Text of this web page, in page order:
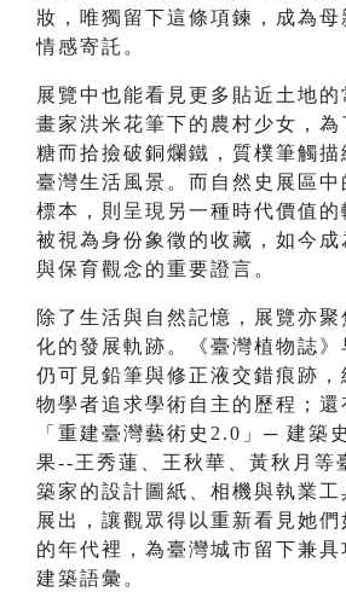
妝，唯獨留下這條項鍊，成為母
情感寄託。
展覽中也能看見更多貼近土地的
畫家洪米花筆下的農村少女，
糖而拾撿破銅爛鐵，質樸筆觸描
臺灣生活風景。而自然史展區中
標本，則呈現另一種時代價值
被視為身份象徵的收藏，如今成
與保育觀念的重要證言。
除了生活與自然記憶，展覽亦
化的發展軌跡。《臺灣植物誌》
仍可見鉛筆與修正液交錯痕跡，
物學者追求學術自主的歷程；還
「重建臺灣藝術史2.0」─ 建築
果--王秀蓮、王秋華、黃秋月等
築家的設計圖紙、相機與執業工
展出，讓觀眾得以重新看見她
的年代裡，為臺灣城市留下兼具
建築語彙。